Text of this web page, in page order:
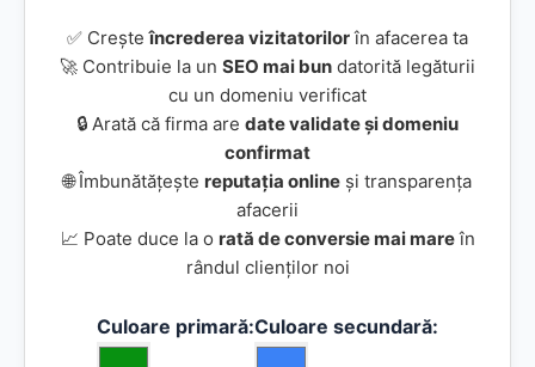
✅ Creșteîncrederea vizitatorilorîn afacerea ta
🚀 Contribuie la un SEO mai bun datorită legăturii
cu un domeniu verificat
🔒 Arată că firma are date validate și domeniu
confirmat
🌐 Îmbunătățește reputația online și transparența
afacerii
📈 Poate duce la o rată de conversie mai mareîn
rândul clienților noi
Culoare primară:Culoare secundară: